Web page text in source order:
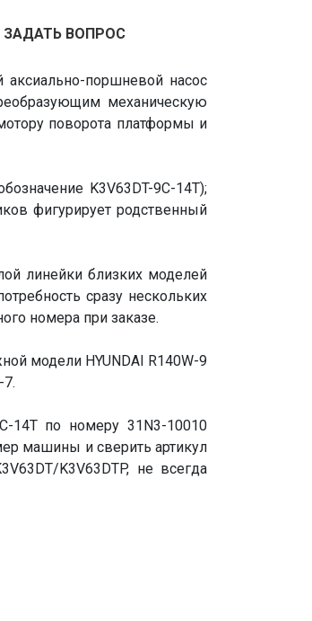
ЗАДАТЬ ВОПРОС
аксиально-поршневой насос
механическую
поворота платформы и
K3V63DT-9C-14T);
фигурирует родственный
линейки близких моделей
сразу нескольких
номера при заказе.
модели HYUNDAI R140W-9
14T по номеру 31N3-10010
машины и сверить артикул
K3V63DTP, не всегда